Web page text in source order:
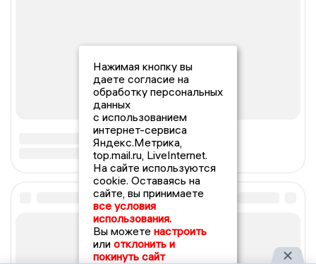
Нажимая кнопку вы
даете согласие на
обработку персональных
данных
с использованием
интернет-сервиса
Яндекс.Метрика,
top.mail.ru, LiveInternet.
На сайте используются
cookie. Оставаясь на
сайте, вы принимаете
все условия
использования.
Вы можете настроить
или отклонить и
покинуть сайт